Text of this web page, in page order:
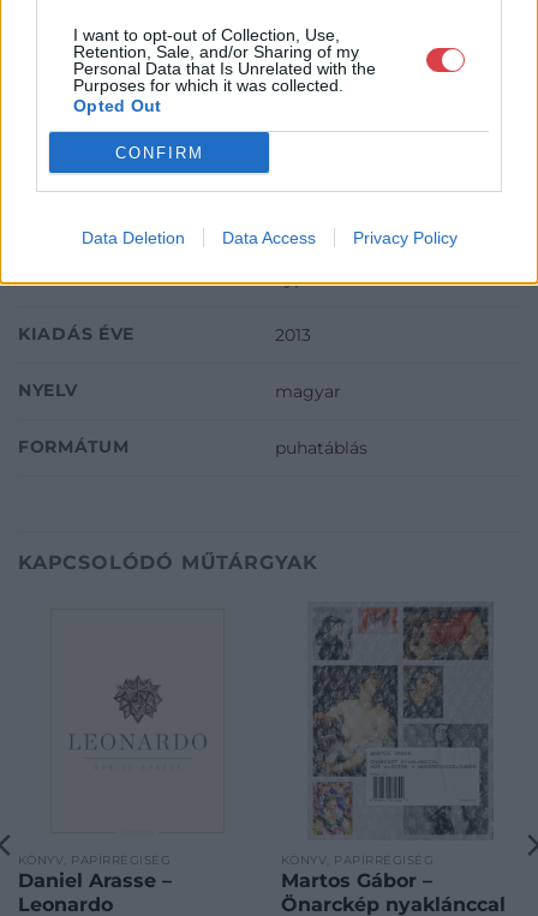
I want to opt-out of Collection, Use,
Retention, Sale, and/or Sharing of my
Personal Data that Is Unrelated with the
Purposes for which it was collected.
Opted Out
CONFIRM
Data Deletion Data Access Privacy Policy
TOVÁBBI INFORMÁCIÓK
KIADÓ Typotex Kiadó
KIADÁS ÉVE 2013
NYELV magyar
FORMÁTUM puhatáblás
KAPCSOLÓDÓ MŰTÁRGYAK
KÖNYV, PAPÍRRÉGISÉG
Daniel Arasse –
Leonardo
KÖNYV, PAPÍRRÉGISÉG
Martos Gábor –
Önarckép nyaklánccal